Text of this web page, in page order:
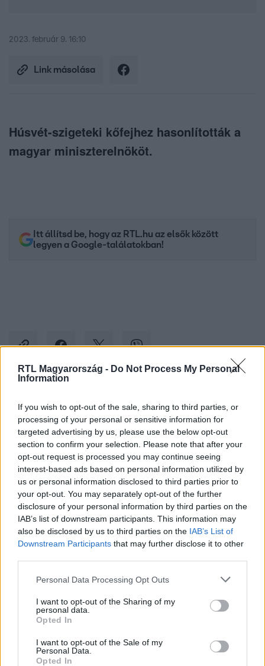
RTL Magyarország - Do Not Process My Personal
Information
If you wish to opt-out of the sale, sharing to third parties, or
processing of your personal or sensitive information for
targeted advertising by us, please use the below opt-out
section to confirm your selection. Please note that after your
opt-out request is processed you may continue seeing
interest-based ads based on personal information utilized by
us or personal information disclosed to third parties prior to
your opt-out. You may separately opt-out of the further
disclosure of your personal information by third parties on the
IAB’s list of downstream participants. This information may
also be disclosed by us to third parties on the IAB’s List of
Downstream Participants that may further disclose it to other
Please note that this website/app uses one or more Google
not limited to your visit or usage behaviour. You may click to
grant or deny consent to Google and its third-party tags to
use your data for below specified purposes in below Google
consent section.
Personal Data Processing Opt Outs
I want to opt-out of the Sharing of my
personal data.
Opted In
I want to opt-out of the Sale of my
Personal Data.
Opted In
2023. február 9. 16:10
Link másolása
Húsvét-szigeteki kőfejhez hasonlították a
magyar miniszterelnököt.
Itt állítsd be, hogy az RTL.hu az elsők között
legyen a Google-találatokban!
Facebookon is!
Követem
ZELENSZKIJ
#TAPS #TWITTER #MÉM #EU
Népszerű